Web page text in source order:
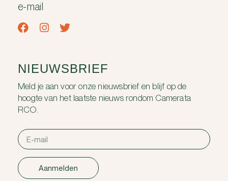
e-mail
NIEUWSBRIEF
Meld je aan voor onze nieuwsbrief en blijf op de
hoogte van het laatste nieuws rondom Camerata
RCO.
Aanmelden